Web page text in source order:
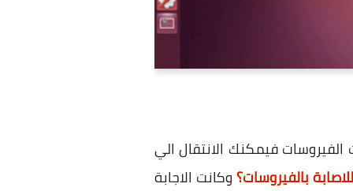
فيمكنك الانتقال الي
بالفيروسات؟وكانت الاجابة